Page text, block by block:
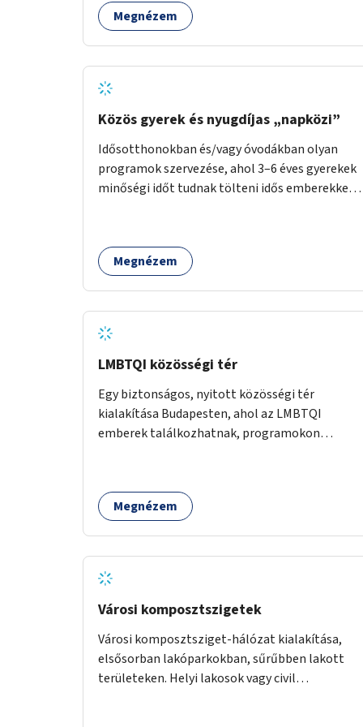
Megnézem
Közös gyerek és nyugdíjas „napközi”
Idősotthonokban és/vagy óvodákban olyan
programok szervezése, ahol 3–6 éves gyerekek
minőségi időt tudnak tölteni idős emberekkel,
Megnézem
LMBTQI közösségi tér
Egy biztonságos, nyitott közösségi tér
kialakítása Budapesten, ahol az LMBTQI
emberek találkozhatnak, programokon
csoportfoglalkozásoknak, kulturális
eseményeknek és civil szervezetek
Megnézem
Városi komposztszigetek
Városi komposztsziget-hálózat kialakítása,
elsősorban lakóparkokban, sűrűbben lakott
területeken. Helyi lakosok vagy civil